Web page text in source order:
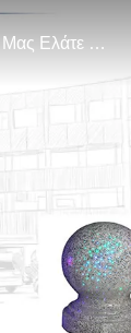
Μας Ελάτε Σε Επαφή Με